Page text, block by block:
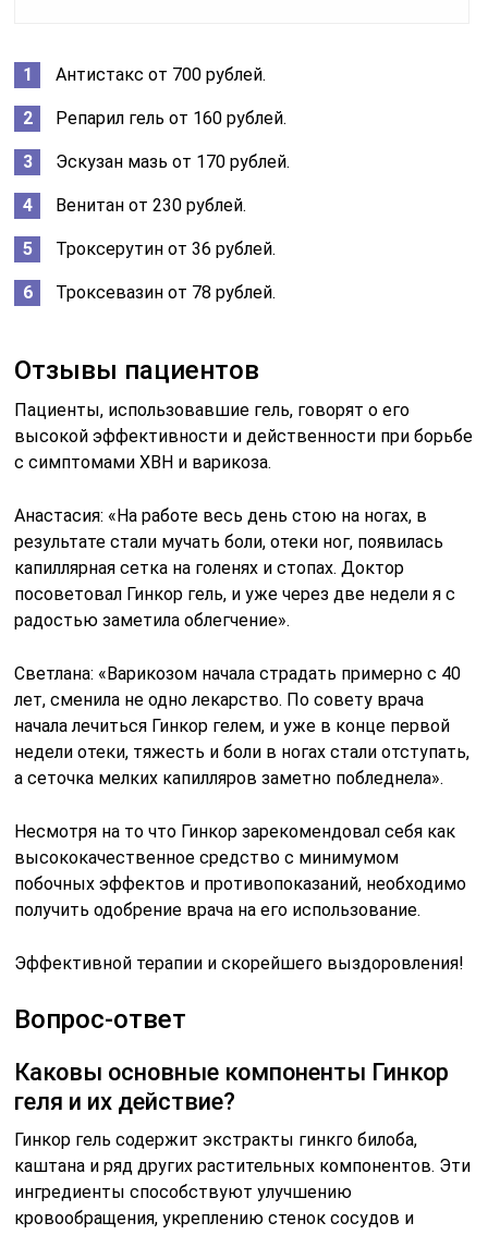
Антистакс от 700 рублей.
Репарил гель от 160 рублей.
Эскузан мазь от 170 рублей.
Венитан от 230 рублей.
Троксерутин от 36 рублей.
Троксевазин от 78 рублей.
Отзывы пациентов
Пациенты, использовавшие гель, говорят о его
высокой эффективности и действенности при борьбе
с симптомами ХВН и варикоза.
Анастасия: «На работе весь день стою на ногах, в
результате стали мучать боли, отеки ног, появилась
капиллярная сетка на голенях и стопах. Доктор
посоветовал Гинкор гель, и уже через две недели я с
радостью заметила облегчение».
Светлана: «Варикозом начала страдать примерно с 40
лет, сменила не одно лекарство. По совету врача
начала лечиться Гинкор гелем, и уже в конце первой
недели отеки, тяжесть и боли в ногах стали отступать,
а сеточка мелких капилляров заметно побледнела».
Несмотря на то что Гинкор зарекомендовал себя как
высококачественное средство с минимумом
побочных эффектов и противопоказаний, необходимо
получить одобрение врача на его использование.
Эффективной терапии и скорейшего выздоровления!
Вопрос-ответ
Каковы основные компоненты Гинкор
геля и их действие?
Гинкор гель содержит экстракты гинкго билоба,
каштана и ряд других растительных компонентов. Эти
ингредиенты способствуют улучшению
кровообращения, укреплению стенок сосудов и